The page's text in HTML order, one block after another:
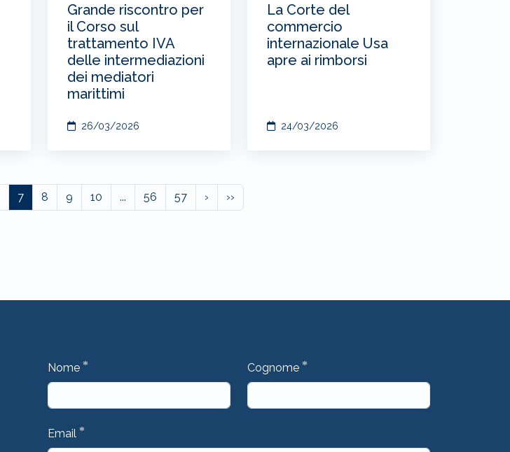
Grande riscontro per
il Corso sul
trattamento IVA
delle intermediazioni
dei mediatori
marittimi
26/03/2026
La Corte del
commercio
internazionale Usa
apre ai rimborsi
24/03/2026
7 8 9 10 ... 56 57 › ››
Nome * Cognome *
Email *